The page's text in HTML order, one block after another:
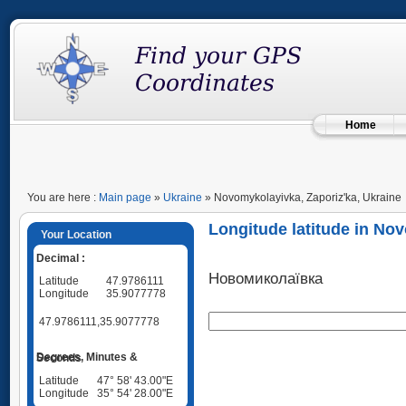
Home
You are here : Main page » Ukraine » Novomykolayivka, Zaporiz'ka, Ukraine
Your Location
Decimal :
Latitude
47.9786111
Longitude
35.9077778
47.9786111,35.9077778
Degrees, Minutes & Seconds
Latitude
47° 58' 43.00"E
Longitude
35° 54' 28.00"E
Longitude latitude in
Новомиколаївка